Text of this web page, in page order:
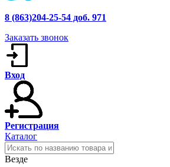
8 (863)204-25-54 доб. 971
Заказать звонок
Вход
Регистрация
Каталог
Везде